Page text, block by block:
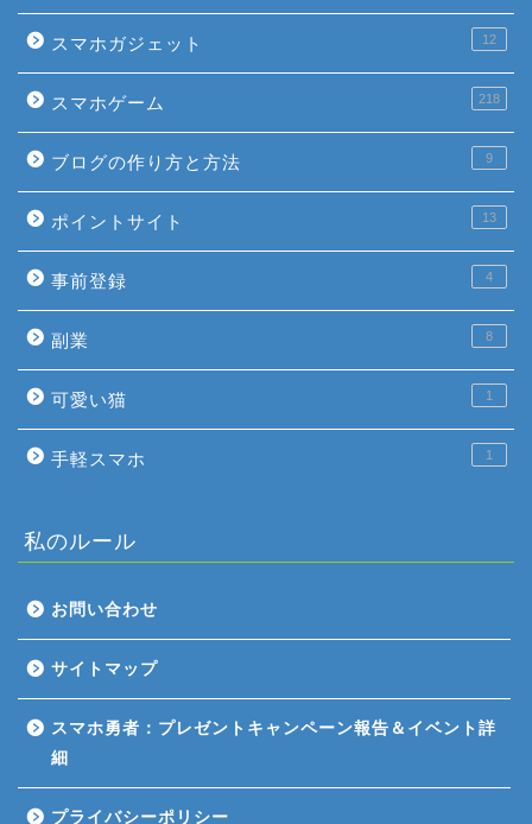
スマホガジェット 12
スマホゲーム 218
ブログの作り方と方法 9
ポイントサイト 13
事前登録 4
副業 8
可愛い猫 1
手軽スマホ 1
私のルール
お問い合わせ
サイトマップ
スマホ勇者：プレゼントキャンペーン報告＆イベント詳
細
プライバシーポリシー
ホーム